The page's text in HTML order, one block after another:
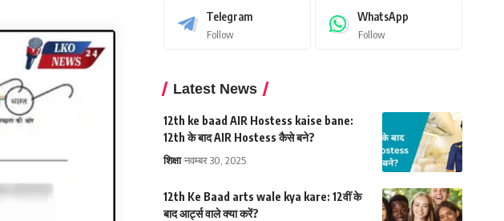
Telegram
Follow
WhatsApp
Follow
Latest News
12th ke baad AIR Hostess kaise bane:
12th के बाद AIR Hostess कैसे बने?
शिक्षा नवम्बर 30, 2025
12th Ke Baad arts wale kya kare: 12वीं के
बाद आर्ट्स वाले क्या करें?